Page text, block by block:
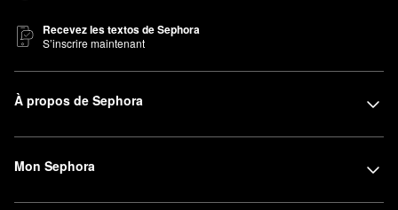
Recevez les textos de Sephora
S’inscrire maintenant
À propos de Sephora
Mon Sephora